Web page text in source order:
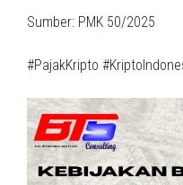
Sumber: PMK 50/2025
#PajakKripto